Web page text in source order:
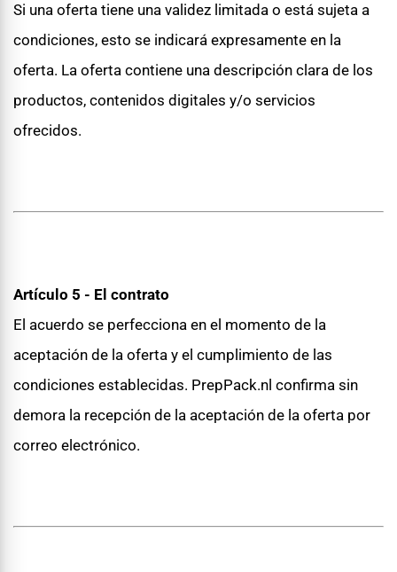
Si una oferta tiene una validez limitada o está sujeta a
condiciones, esto se indicará expresamente en la
oferta. La oferta contiene una descripción clara de los
productos, contenidos digitales y/o servicios
ofrecidos.
Artículo 5 - El contrato
El acuerdo se perfecciona en el momento de la
aceptación de la oferta y el cumplimiento de las
condiciones establecidas. PrepPack.nl confirma sin
demora la recepción de la aceptación de la oferta por
correo electrónico.